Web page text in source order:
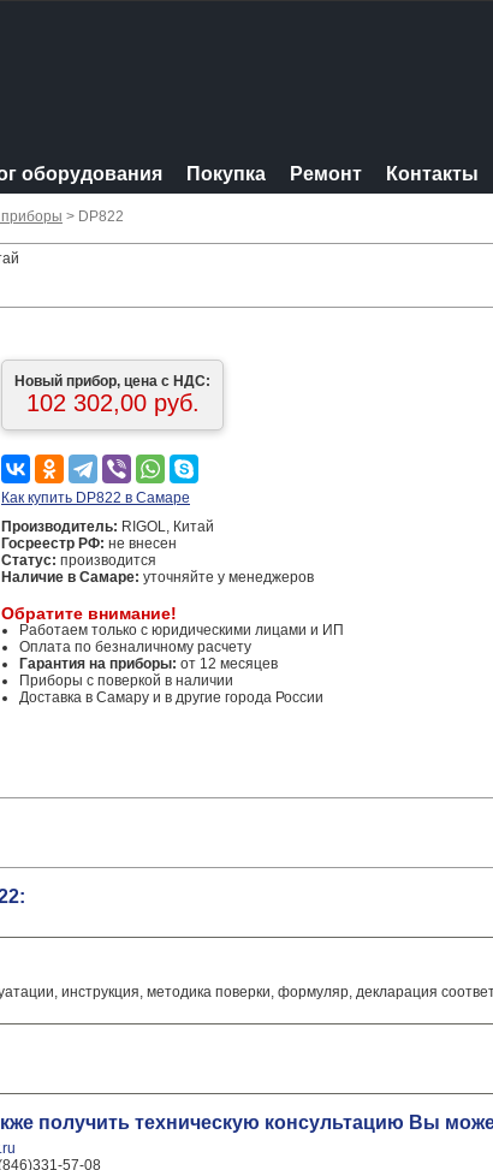
оборудования Покупка Ремонт Контакты
приборы > DP822
Новый прибор, цена с НДС:
102 302,00 руб.
Как купить DP822 в Самаре
Производитель: RIGOL, Китай
Госреестр РФ: не внесен
Статус: производится
Наличие в Самаре: уточняйте у менеджеров
Обратите внимание!
Работаем только с юридическими лицами и ИП
Оплата по безналичному расчету
Гарантия на приборы: от 12 месяцев
Приборы с поверкой в наличии
Доставка в Самару и в другие города России
инструкция, методика поверки, формуляр, декларация
получить техническую консультацию Вы
57-08